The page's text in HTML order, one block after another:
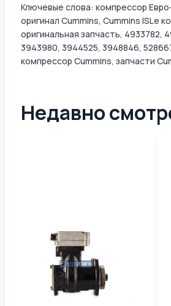
Ключевые слова: компрессор
оригинал Cummins, Cummins ISLe
оригинальная запчасть, 4933782,
3943980, 3944525, 3948846,
компрессор Cummins, запчасти
Недавно